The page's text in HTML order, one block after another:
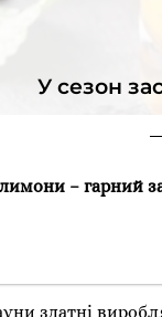
У сезон
– гарний
здатні